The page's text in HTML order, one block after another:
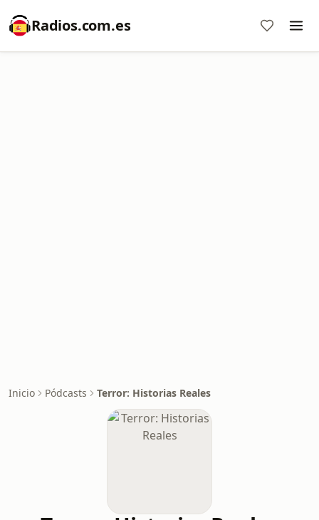
Radios.com.es
Inicio Pódcasts Terror: Historias Reales